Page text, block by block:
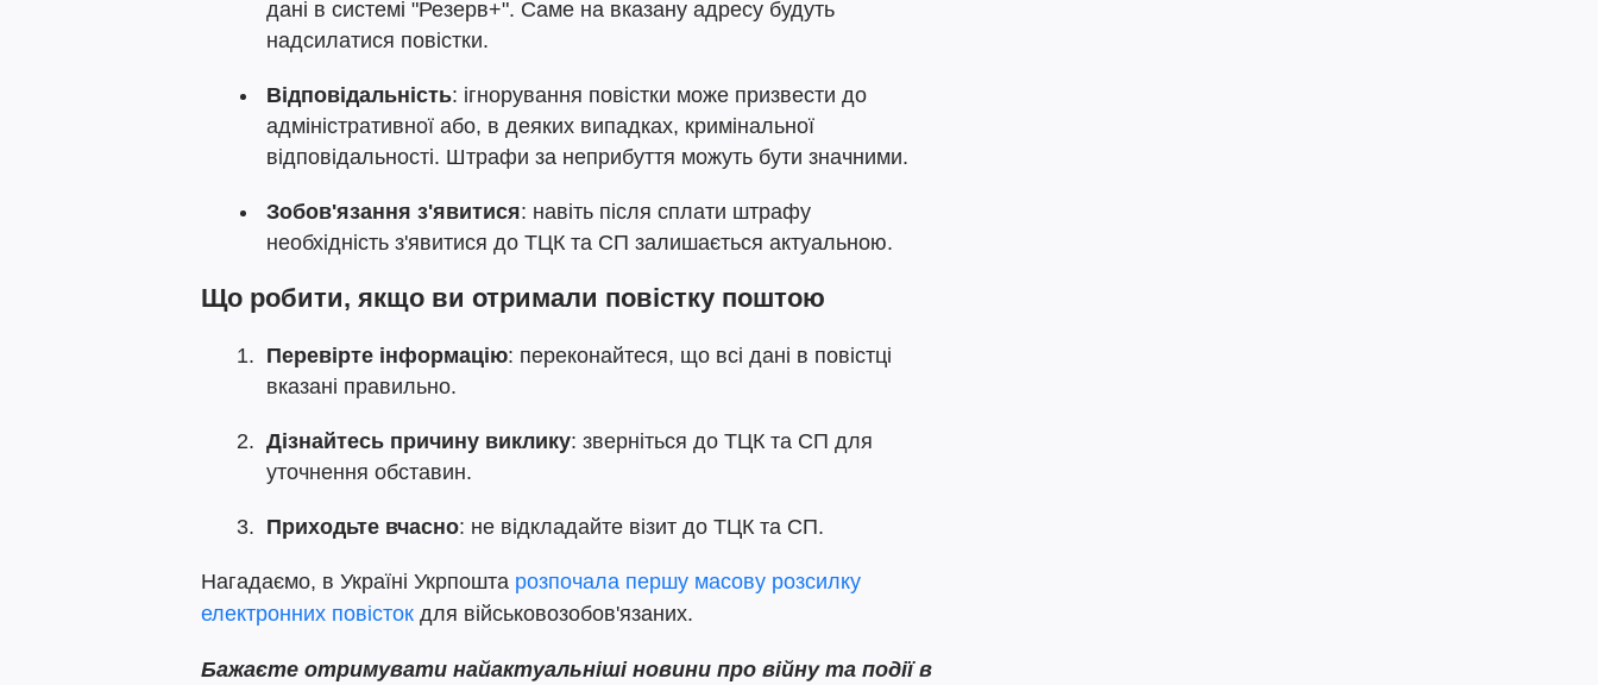
дані в системі "Резерв+". Саме на вказану адресу будуть
надсилатися повістки.
Відповідальність: ігнорування повістки може призвести до
адміністративної або, в деяких випадках, кримінальної
відповідальності. Штрафи за неприбуття можуть бути значними.
Зобов'язання з'явитися: навіть після сплати штрафу
необхідність з'явитися до ТЦК та СП залишається актуальною.
Що робити, якщо ви отримали повістку поштою
Перевірте інформацію: переконайтеся, що всі дані в повістці
вказані правильно.
Дізнайтесь причину виклику: зверніться до ТЦК та СП для
уточнення обставин.
Приходьте вчасно: не відкладайте візит до ТЦК та СП.
Нагадаємо, в Україні Укрпошта розпочала першу масову розсилку
електронних повісток для військовозобов'язаних.
Бажаєте отримувати найактуальніші новини про війну та події в